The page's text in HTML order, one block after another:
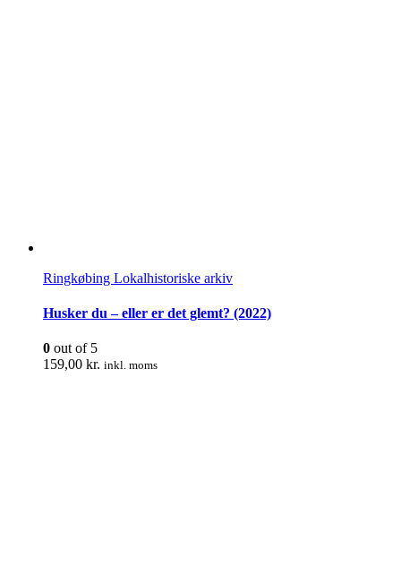
Ringkøbing Lokalhistoriske arkiv
Husker du – eller er det glemt? (2022)
0 out of 5
159,00 kr. inkl. moms